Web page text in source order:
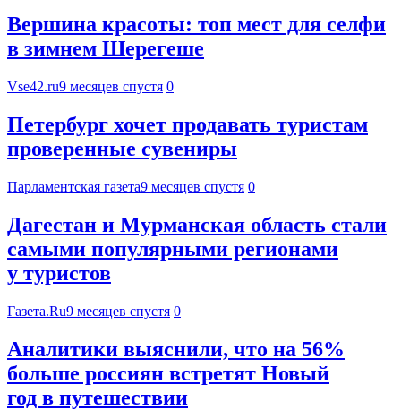
Вершина красоты: топ мест для селфи
в зимнем Шерегеше
Vse42.ru9 месяцев спустя 0
Петербург хочет продавать туристам
проверенные сувениры
Парламентская газета9 месяцев спустя 0
Дагестан и Мурманская область стали
самыми популярными регионами
у туристов
Газета.Ru9 месяцев спустя 0
Аналитики выяснили, что на 56%
больше россиян встретят Новый
год в путешествии